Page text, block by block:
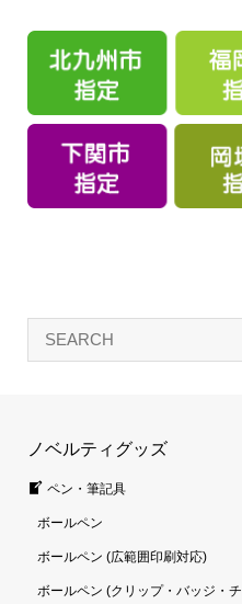
ノベルティグッズ
ペン・筆記具
ボールペン
ボールペン (広範囲印刷対応)
ボールペン (クリップ・バッジ・チ